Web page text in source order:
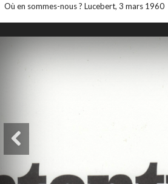
Où en sommes-nous ? Lucebert, 3 mars 1960